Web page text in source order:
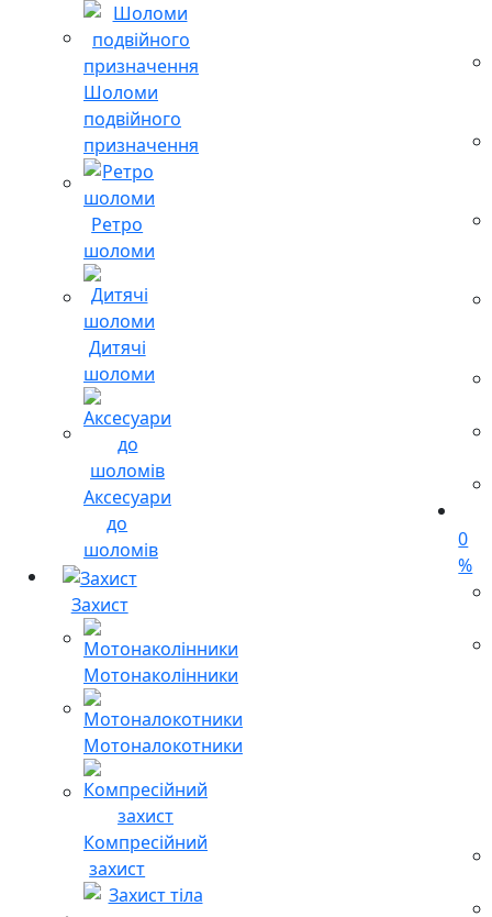
Шоломи
подвійного
призначення
Ретро
шоломи
Дитячі
шоломи
Аксесуари
до
шоломів
Захист
Мотонаколінники
Мотоналокотники
Компресійний
захист
0
%